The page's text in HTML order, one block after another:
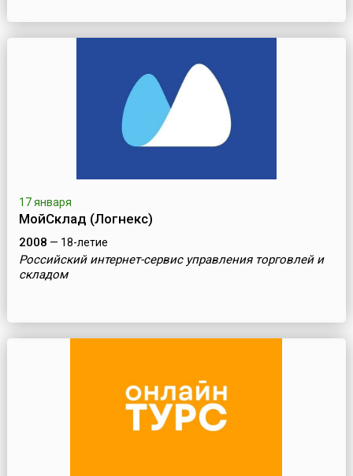
17 января
МойСклад (Логнекс)
2008 — 18-летие
Российский интернет-сервис управления торговлей и
складом